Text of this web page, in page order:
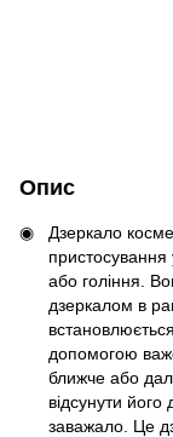
Опис
Дзеркало
пристосування
або гоління.
дзеркалом в
допомогою
ближче або
відсунути його
заважало. Це